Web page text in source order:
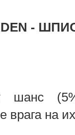
-
шанс
врага на